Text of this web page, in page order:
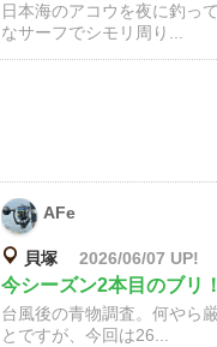
日本海のアコウを夜に釣っ
なサーフでシモリ周り...
AFe
貝塚 2026/06/07 UP!
今シーズン2本目のブリ！
台風後の青物調査。何やら
とですが、今回は26...